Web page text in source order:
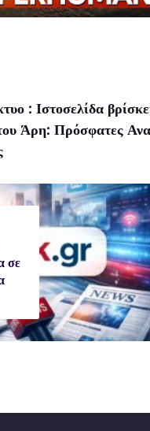
: Ιστοσελίδα
Άρη: Πρόσφατες
σε